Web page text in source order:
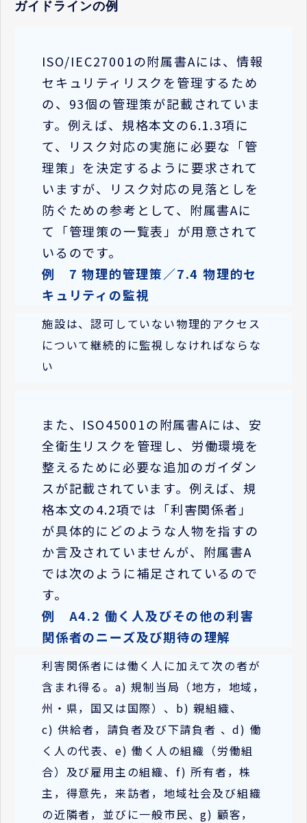
ガイドラインの例
ISO/IEC27001の附属書Aには、情報
セキュリティリスクを管理するため
の、93個の管理策が記載されていま
す。例えば、規格本文の6.1.3項に
て、リスク対応の実施に必要な「管
理策」を決定するように要求されて
いますが、リスク対応の見落としを
防ぐための参考として、附属書Aに
て「管理策の一覧表」が用意されて
いるのです。
例 7 物理的管理策／7.4 物理的セ
キュリティの監視
施設は、認可していない物理的アクセス
について継続的に監視しなければならな
い
また、ISO45001の附属書Aには、安
全衛生リスクを管理し、労働環境を
整えるために必要な追加のガイダン
スが記載されています。例えば、規
格本文の4.2項では「利害関係者」
が具体的にどのような人物を指すの
か言及されていませんが、附属書A
では次のように補足されているので
す。
例 A4.2 働く人及びその他の利害
関係者のニーズ及び期待の理解
利害関係者には働く人に加えて次の者が
含まれ得る。a) 規制当局（地方，地域，
州・県，国又は国際）、b) 親組織、
c) 供給者，請負者及び下請負者 、d) 働
く人の代表、e) 働く人の組織（労働組
合）及び雇用主の組織、f) 所有者，株
主，得意先，来訪者，地域社会及び組織
の近隣者，並びに一般市民、g) 顧客，